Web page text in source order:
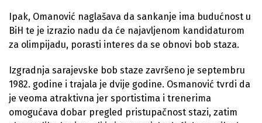
Ipak, Omanović naglašava da sankanje ima budućnost u
BiH te je izrazio nadu da će najavljenom kandidaturom
za olimpijadu, porasti interes da se obnovi bob staza.
Izgradnja sarajevske bob staze završeno je septembru
1982. godine i trajala je dvije godine. Osmanović tvrdi da
je veoma atraktivna jer sportistima i trenerima
omogućava dobar pregled pristupačnost stazi, zatim